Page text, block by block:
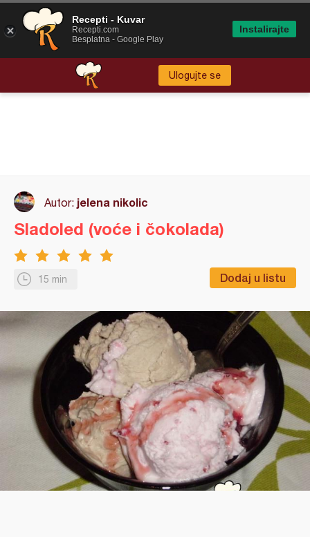
Ulogujte se
Autor: jelena nikolic
15 min Dodaj u listu
Sladoled (voće i čokolada)
Recepti - Kuvar
Recepti.com
Besplatna - Google Play
Instalirajte